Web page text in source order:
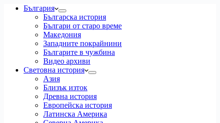
България
Българска история
Българи от старо време
Македония
Западните покрайнини
Българите в чужбина
Видео архиви
Световна история
Азия
Близък изток
Древна история
Европейска история
Латинска Америка